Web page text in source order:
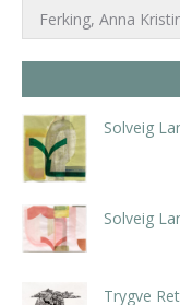
Ferking, Anna
Solveig
Solveig
Trygve